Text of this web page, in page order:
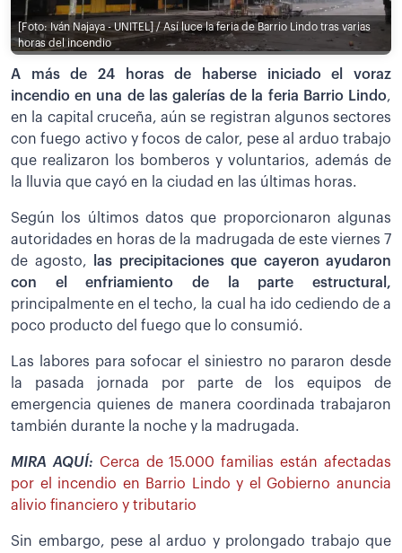
[Foto: Iván Najaya - UNITEL] / Así luce la feria de Barrio Lindo tras varias
horas del incendio
A más de 24 horas de haberse iniciado el voraz
incendio en una de las galerías de la feria Barrio Lindo,
en la capital cruceña, aún se registran algunos sectores
con fuego activo y focos de calor, pese al arduo trabajo
que realizaron los bomberos y voluntarios, además de
la lluvia que cayó en la ciudad en las últimas horas.
Según los últimos datos que proporcionaron algunas
autoridades en horas de la madrugada de este viernes 7
de agosto,
las precipitaciones que cayeron ayudaron
con el enfriamiento de la parte estructural,
principalmente en el techo, la cual ha ido cediendo de a
poco producto del fuego que lo consumió.
Las labores para sofocar el siniestro no pararon desde
la pasada jornada por parte de los equipos de
emergencia quienes de manera coordinada trabajaron
también durante la noche y la madrugada.
MIRA AQUÍ: Cerca de 15.000 familias están afectadas
por el incendio en Barrio Lindo y el Gobierno anuncia
alivio financiero y tributario
Sin embargo, pese al arduo y prolongado trabajo que